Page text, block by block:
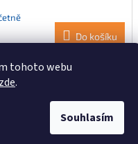
tohoto webu
zde.
Souhlasím
Do košíku
výsuvů výsuvy 1240 mm
správné velikosti válce nás
Kód:TW00819